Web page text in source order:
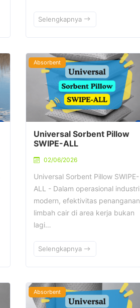
Selengkapnya
Absorbent
Universal Sorbent Pillow
SWIPE-ALL
02/06/2026
Universal Sorbent Pillow SWIPE-
ALL - Dalam operasional industri
modern, efektivitas penanganan
limbah cair di area kerja bukan
lagi…
Selengkapnya
Absorbent